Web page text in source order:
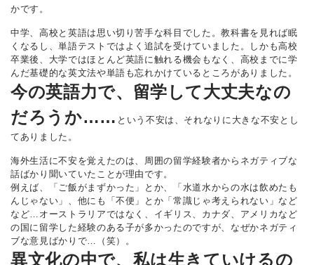
かです。
中学、高校と英語は思い切り苦手な科目でした。教科書を見れば眠
くなるし、単語テストではよく追試を受けていました。しかも高校
卒業後、大学ではほとんど英語に触れる機会もなく、高校までに学
んだ基礎的な英文法や単語も忘れかけているところがありました。
今の英語力で、留学して大丈夫なの
だろうか…… という不安は、それなりに大きな不安とし
てありました。
海外生活に不安を覚えたのは、周囲の留学経験者からネガティブな
話ばかり聞いていたことが理由です。
例えば、「ご飯がまずかった」とか、「水道水からの水は飲めたも
んじゃない」、他にも「不便」とか「常識じゃ考えられない」など
など…オーストラリアではなく、イギリス、カナダ、アメリカなど
の国に留学した経験のある子が多かったのですが、なぜかネガティ
ブな意見ばかりで…（笑）。
異文化の中で、私は生きていけるの